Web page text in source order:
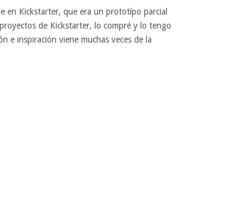
en Kickstarter, que era un prototípo parcial
de Kickstarter, lo compré y lo tengo
e inspiración viene muchas veces de la